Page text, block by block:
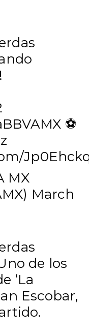
⚽
MX
March
Uno de los
‘La
Escobar,